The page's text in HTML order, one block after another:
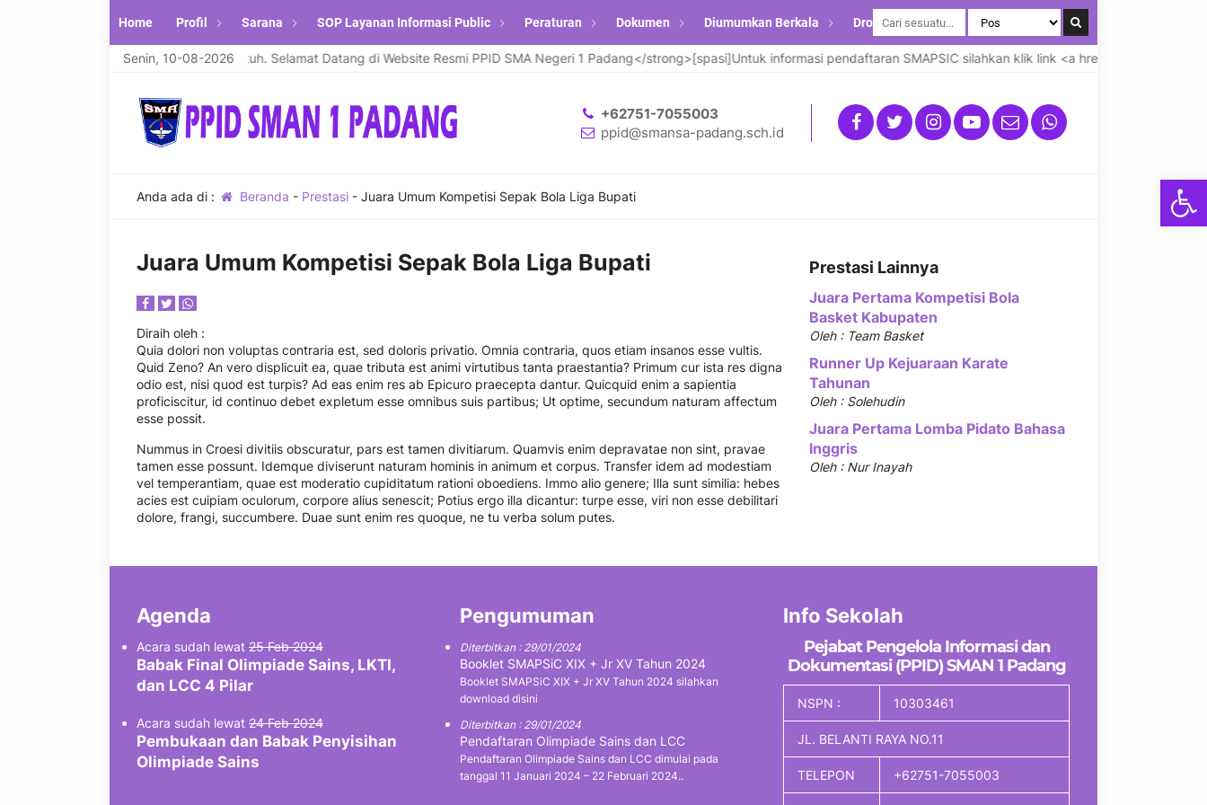
Home Profil Sarana SOP Layanan Informasi Public Peraturan Dokumen Diumumkan Berkala Drop Down
Senin, 10-08-2026
warahmatullahi wabarakatuh. Selamat Datang di Website Resmi PPID SMA Negeri 1 Padang</strong>[spasi]Untuk informasi pendaftaran SMAPSIC silahkan klik link <a href="https://
+62751-7055003
ppid@smansa-padang.sch.id
Anda ada di : Beranda - Prestasi- Juara Umum Kompetisi Sepak Bola Liga Bupati
Juara Umum Kompetisi Sepak Bola Liga Bupati
Diraih oleh :
Quia dolori non voluptas contraria est, sed doloris privatio. Omnia contraria, quos etiam insanos esse vultis.
Quid Zeno? An vero displicuit ea, quae tributa est animi virtutibus tanta praestantia? Primum cur ista res digna
odio est, nisi quod est turpis? Ad eas enim res ab Epicuro praecepta dantur. Quicquid enim a sapientia
proficiscitur, id continuo debet expletum esse omnibus suis partibus; Ut optime, secundum naturam affectum
esse possit.
Nummus in Croesi divitiis obscuratur, pars est tamen divitiarum. Quamvis enim depravatae non sint, pravae
tamen esse possunt. Idemque diviserunt naturam hominis in animum et corpus. Transfer idem ad modestiam
vel temperantiam, quae est moderatio cupiditatum rationi oboediens. Immo alio genere; Illa sunt similia: hebes
acies est cuipiam oculorum, corpore alius senescit; Potius ergo illa dicantur: turpe esse, viri non esse debilitari
dolore, frangi, succumbere. Duae sunt enim res quoque, ne tu verba solum putes.
Prestasi Lainnya
Juara Pertama Kompetisi Bola
Basket Kabupaten
Oleh : Team Basket
Runner Up Kejuaraan Karate
Tahunan
Oleh : Solehudin
Juara Pertama Lomba Pidato Bahasa
Inggris
Oleh : Nur Inayah
Agenda
Acara sudah lewat 25 Feb 2024
Babak Final Olimpiade Sains, LKTI,
dan LCC 4 Pilar
Acara sudah lewat 24 Feb 2024
Pembukaan dan Babak Penyisihan
Olimpiade Sains
Pengumuman
Diterbitkan : 29/01/2024
Booklet SMAPSiC XIX + Jr XV Tahun 2024
Booklet SMAPSiC XIX + Jr XV Tahun 2024 silahkan
download disini
Diterbitkan : 29/01/2024
Pendaftaran Olimpiade Sains dan LCC
Pendaftaran Olimpiade Sains dan LCC dimulai pada
tanggal 11 Januari 2024 – 22 Februari 2024..
Info Sekolah
Pejabat Pengelola Informasi dan
Dokumentasi (PPID) SMAN 1 Padang
NSPN : 10303461
JL. BELANTI RAYA NO.11
TELEPON +62751-7055003